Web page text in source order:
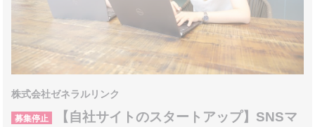
株式会社ゼネラルリンク
募集停止
【自社サイトのスタートアップ】SNSマ